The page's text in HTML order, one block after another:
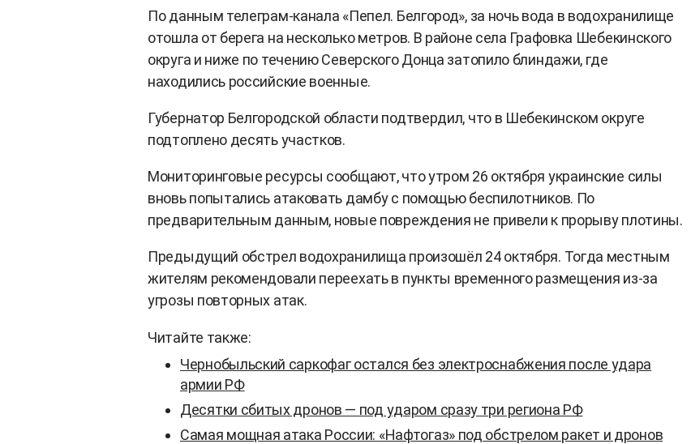
По данным телеграм-канала «Пепел. Белгород», за ночь вода в водохранилище
отошла от берега на несколько метров. В районе села Графовка Шебекинского
округа и ниже по течению Северского Донца затопило блиндажи, где
находились российские военные.
Губернатор Белгородской области подтвердил, что в Шебекинском округе
подтоплено десять участков.
Мониторинговые ресурсы сообщают, что утром 26 октября украинские силы
вновь попытались атаковать дамбу с помощью беспилотников. По
предварительным данным, новые повреждения не привели к прорыву плотины.
Предыдущий обстрел водохранилища произошёл 24 октября. Тогда местным
жителям рекомендовали переехать в пункты временного размещения из-за
угрозы повторных атак.
Читайте также:
Чернобыльский саркофаг остался без электроснабжения после удара
армии РФ
Десятки сбитых дронов — под ударом сразу три региона РФ
Самая мощная атака России: «Нафтогаз» под обстрелом ракет и дронов